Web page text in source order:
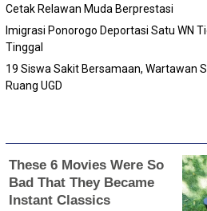
Cetak Relawan Muda Berprestasi
Imigrasi Ponorogo Deportasi Satu WN
Tinggal
19 Siswa Sakit Bersamaan, Wartawan
Ruang UGD